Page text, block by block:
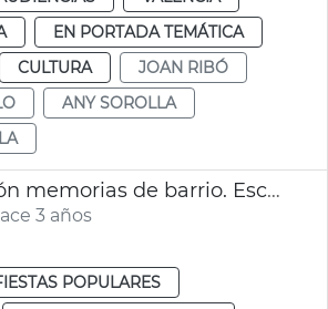
EN PORTADA TEMÁTICA
CULTURA
JOAN RIBÓ
ANY SOROLLA
Recuperación memorias de barrio. Escorxador
3 años
POPULARES